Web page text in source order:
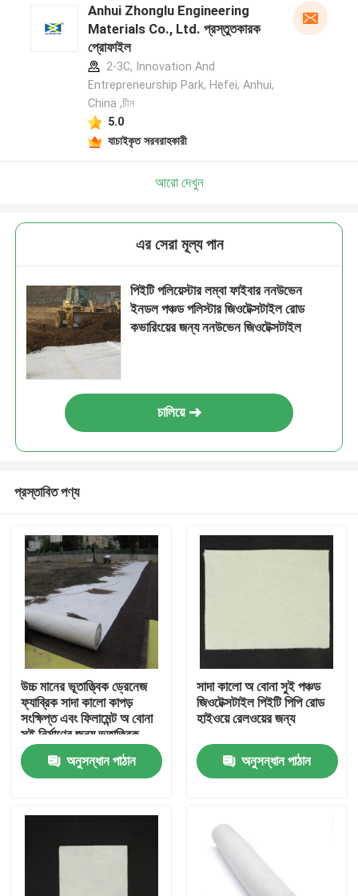
Anhui Zhonglu Engineering
Materials Co., Ltd. প্রস্তুতকারক
প্রোফাইল
2-3C, Innovation And
Entrepreneurship Park, Hefei, Anhui,
China ,চীন
5.0
যাচাইকৃত সরবরাহকারী
আরো দেখুন
এর সেরা মূল্য পান
পিইটি পলিয়েস্টার লম্বা ফাইবার ননউভেন
ইনডল পঞ্চড পলিস্টার জিওটেক্সটাইল রোড
কভারিংয়ের জন্য ননউভেন জিওটেক্সটাইল
চালিয়ে
প্রস্তাবিত পণ্য
উচ্চ মানের ভূতাত্ত্বিক ড্রেনেজ
ফ্যাব্রিক সাদা কালো কাপড়
সংক্ষিপ্ত এবং ফিলামেন্ট অ বোনা
সুই নির্মাণের জন্য ভূতাত্ত্বিক
অনুসন্ধান পাঠান
সাদা কালো অ বোনা সুই পঞ্চড
জিওটেক্সটাইল পিইটি পিপি রোড
হাইওয়ে রেলওয়ের জন্য
অনুসন্ধান পাঠান